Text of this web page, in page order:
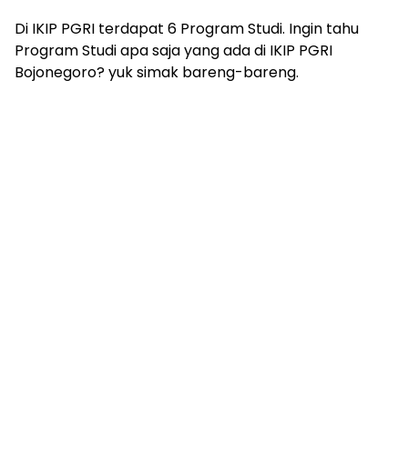
Di IKIP PGRI terdapat 6 Program Studi. Ingin tahu
Program Studi apa saja yang ada di IKIP PGRI
Bojonegoro? yuk simak bareng-bareng.